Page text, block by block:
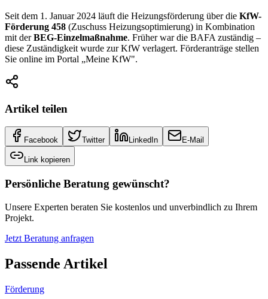
Seit dem 1. Januar 2024 läuft die Heizungsförderung über die KfW-
Förderung 458 (Zuschuss Heizungsoptimierung) in Kombination
mit derBEG-Einzelmaßnahme. Früher war die BAFA zuständig –
diese Zuständigkeit wurde zur KfW verlagert. Förderanträge stellen
Sie online im Portal „Meine KfW".
Artikel teilen
Facebook Twitter LinkedIn E-Mail
Link kopieren
Persönliche Beratung gewünscht?
Unsere Experten beraten Sie kostenlos und unverbindlich zu Ihrem
Projekt.
Jetzt Beratung anfragen
Passende Artikel
Förderung